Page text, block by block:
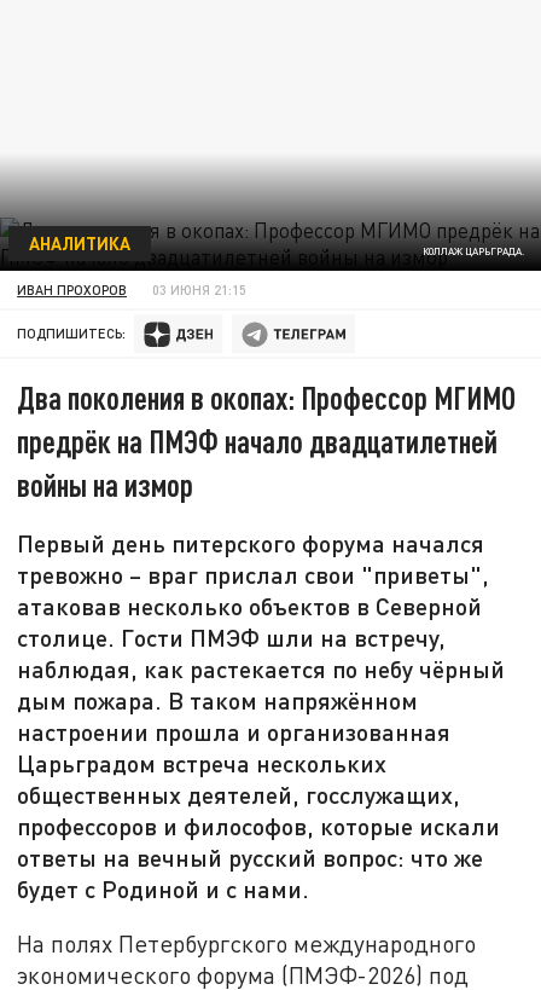
КОЛЛАЖ ЦАРЬГРАДА.
АНАЛИТИКА
ИВАН ПРОХОРОВ 03 ИЮНЯ 21:15
ПОДПИШИТЕСЬ:
Два поколения в окопах: Профессор МГИМО
предрёк на ПМЭФ начало двадцатилетней
войны на измор
Первый день питерского форума начался
тревожно – враг прислал свои "приветы",
атаковав несколько объектов в Северной
столице. Гости ПМЭФ шли на встречу,
наблюдая, как растекается по небу чёрный
дым пожара. В таком напряжённом
настроении прошла и организованная
Царьградом встреча нескольких
общественных деятелей, госслужащих,
профессоров и философов, которые искали
ответы на вечный русский вопрос: что же
будет с Родиной и с нами.
На полях Петербургского международного
экономического форума (ПМЭФ-2026) под